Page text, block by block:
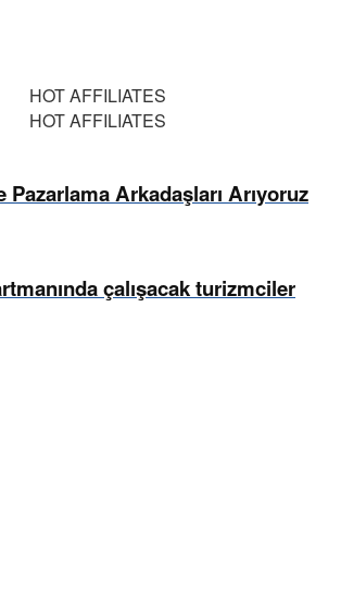
HOT AFFILIATES
HOT AFFILIATES
Pazarlama Arkadaşları Arıyoruz
çalışacak turizmciler